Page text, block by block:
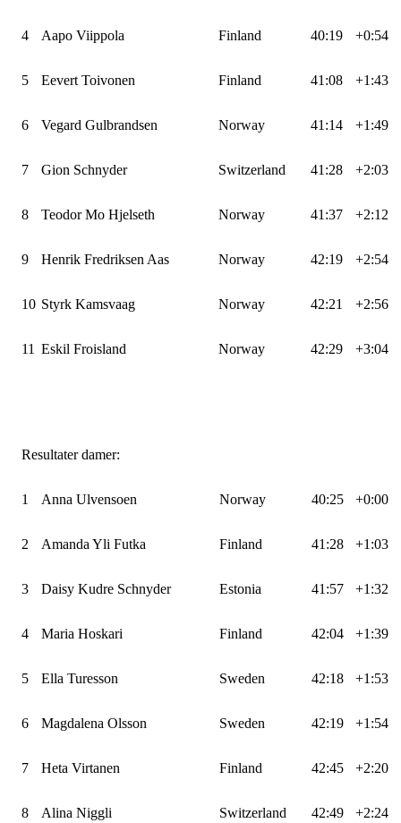
4 Aapo Viippola Finland 40:19 +0:54
5 Eevert Toivonen Finland 41:08 +1:43
6 Vegard Gulbrandsen Norway 41:14 +1:49
7 Gion Schnyder Switzerland 41:28 +2:03
8 Teodor Mo Hjelseth Norway 41:37 +2:12
9 Henrik Fredriksen Aas Norway 42:19 +2:54
10 Styrk Kamsvaag Norway 42:21 +2:56
11 Eskil Froisland Norway 42:29 +3:04
Resultater damer:
1 Anna Ulvensoen Norway 40:25 +0:00
2 Amanda Yli Futka Finland 41:28 +1:03
3 Daisy Kudre Schnyder Estonia 41:57 +1:32
4 Maria Hoskari Finland 42:04 +1:39
5 Ella Turesson Sweden 42:18 +1:53
6 Magdalena Olsson Sweden 42:19 +1:54
7 Heta Virtanen Finland 42:45 +2:20
8 Alina Niggli Switzerland 42:49 +2:24